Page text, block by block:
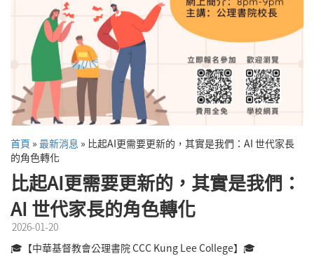
首頁 » 最新消息 » 比起AI更需要更新的，其實是我們：AI 世代家長
的角色轉化
比起AI更需要更新的，其實是我們：
AI 世代家長的角色轉化
2026-01-20
🎓【中華基督教會公理書院 CCC Kung Lee College】🎓